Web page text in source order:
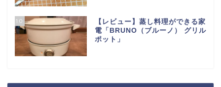
10
【レビュー】蒸し料理ができる家
電「BRUNO（ブルーノ） グリル
ポット」